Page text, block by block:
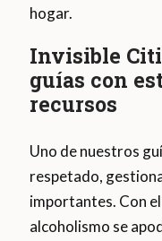
hogar.
Invisible
guías con
recursos
Uno de nuestros
respetado,
importantes. Con
alcoholismo se